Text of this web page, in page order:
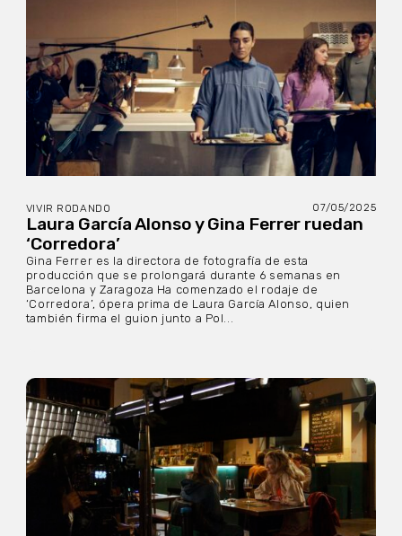
VIVIR RODANDO 07/05/2025
Laura García Alonso y Gina Ferrer ruedan
‘Corredora’
Gina Ferrer es la directora de fotografía de esta
producción que se prolongará durante 6 semanas en
Barcelona y Zaragoza Ha comenzado el rodaje de
‘Corredora’, ópera prima de Laura García Alonso, quien
también firma el guion junto a Pol...